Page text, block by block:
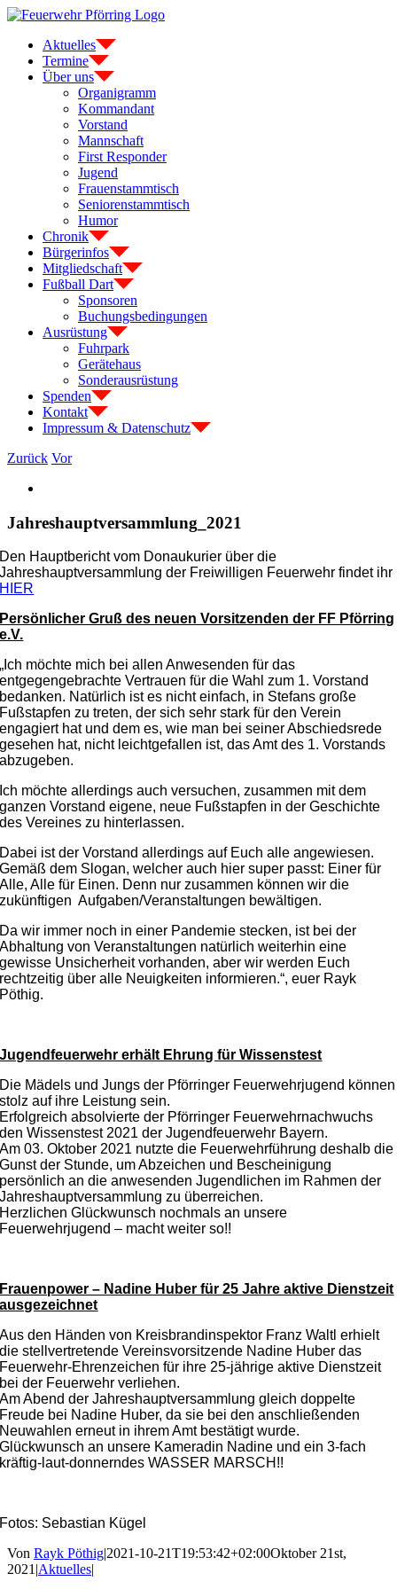
Zum
springenAktuelles
Termine
Über uns
Organigramm
Kommandant
Vorstand
Mannschaft
First Responder
Jugend
Frauenstammtisch
Seniorenstammtisch
Humor
Chronik
Bürgerinfos
Mitgliedschaft
Fußball Dart
Sponsoren
Buchungsbedingungen
Ausrüstung
Fuhrpark
Gerätehaus
Sonderausrüstung
Spenden
Kontakt
Impressum & Datenschutz
Zurück Vor
Bild
Jahreshauptversammlung_2021
Den Hauptbericht vom Donaukurier über die
Jahreshauptversammlung der Freiwilligen Feuerwehr findet ihr
HIER
Persönlicher Gruß des neuen Vorsitzenden der FF Pförring
e.V.
„Ich möchte mich bei allen Anwesenden für das
entgegengebrachte Vertrauen für die Wahl zum 1. Vorstand
bedanken. Natürlich ist es nicht einfach, in Stefans große
Fußstapfen zu treten, der sich sehr stark für den Verein
engagiert hat und dem es, wie man bei seiner Abschiedsrede
gesehen hat, nicht leichtgefallen ist, das Amt des 1. Vorstands
abzugeben.
Ich möchte allerdings auch versuchen, zusammen mit dem
ganzen Vorstand eigene, neue Fußstapfen in der Geschichte
des Vereines zu hinterlassen.
Dabei ist der Vorstand allerdings auf Euch alle angewiesen.
Gemäß dem Slogan, welcher auch hier super passt: Einer für
Alle, Alle für Einen. Denn nur zusammen können wir die
zukünftigen Aufgaben/Veranstaltungen bewältigen.
Da wir immer noch in einer Pandemie stecken, ist bei der
Abhaltung von Veranstaltungen natürlich weiterhin eine
gewisse Unsicherheit vorhanden, aber wir werden Euch
rechtzeitig über alle Neuigkeiten informieren.“, euer Rayk
Pöthig.
Jugendfeuerwehr erhält Ehrung für Wissenstest
Die Mädels und Jungs der Pförringer Feuerwehrjugend können
stolz auf ihre Leistung sein.
Erfolgreich absolvierte der Pförringer Feuerwehrnachwuchs
den Wissenstest 2021 der Jugendfeuerwehr Bayern.
Am 03. Oktober 2021 nutzte die Feuerwehrführung deshalb die
Gunst der Stunde, um Abzeichen und Bescheinigung
persönlich an die anwesenden Jugendlichen im Rahmen der
Jahreshauptversammlung zu überreichen.
Herzlichen Glückwunsch nochmals an unsere
Feuerwehrjugend – macht weiter so!!
Frauenpower – Nadine Huber für 25 Jahre aktive Dienstzeit
ausgezeichnet
Aus den Händen von Kreisbrandinspektor Franz Waltl erhielt
die stellvertretende Vereinsvorsitzende Nadine Huber das
Feuerwehr-Ehrenzeichen für ihre 25-jährige aktive Dienstzeit
bei der Feuerwehr verliehen.
Am Abend der Jahreshauptversammlung gleich doppelte
Freude bei Nadine Huber, da sie bei den anschließenden
Neuwahlen erneut in ihrem Amt bestätigt wurde.
Glückwunsch an unsere Kameradin Nadine und ein 3-fach
kräftig-laut-donnerndes WASSER MARSCH!!
Fotos: Sebastian Kügel
Von Rayk Pöthig|2021-10-21T19:53:42+02:00Oktober 21st,
2021|Aktuelles|